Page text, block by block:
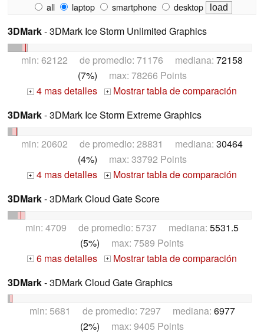
all
laptop smartphone desktop
3DMark- 3DMark Ice Storm Unlimited Graphics
min: 62122 de promedio: 71176 mediana: 72158
(7%) max: 78266 Points
+ 4 mas detalles +
Mostrar tabla de comparación
3DMark- 3DMark Ice Storm Extreme Graphics
min: 20602 de promedio: 28831 mediana: 30464
(4%) max: 33792 Points
+ 4 mas detalles +
Mostrar tabla de comparación
3DMark- 3DMark Cloud Gate Score
min: 4709 de promedio: 5737 mediana: 5531.5
(5%) max: 7589 Points
+ 6 mas detalles +
Mostrar tabla de comparación
3DMark- 3DMark Cloud Gate Graphics
min: 5681 de promedio: 7297 mediana: 6977
(2%) max: 9405 Points